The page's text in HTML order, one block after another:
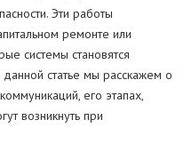
Эти работы
ремонте или
системы становятся
статье мы расскажем о
его этапах,
возникнуть при